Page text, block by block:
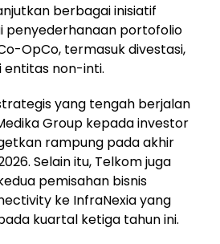
berbagai inisiatif
penyederhanaan portofolio
OpCo, termasuk divestasi,
entitas non-inti.
yang tengah berjalan
Group kepada investor
rampung pada akhir
Selain itu, Telkom juga
pemisahan bisnis
ke InfraNexia yang
kuartal ketiga tahun ini.